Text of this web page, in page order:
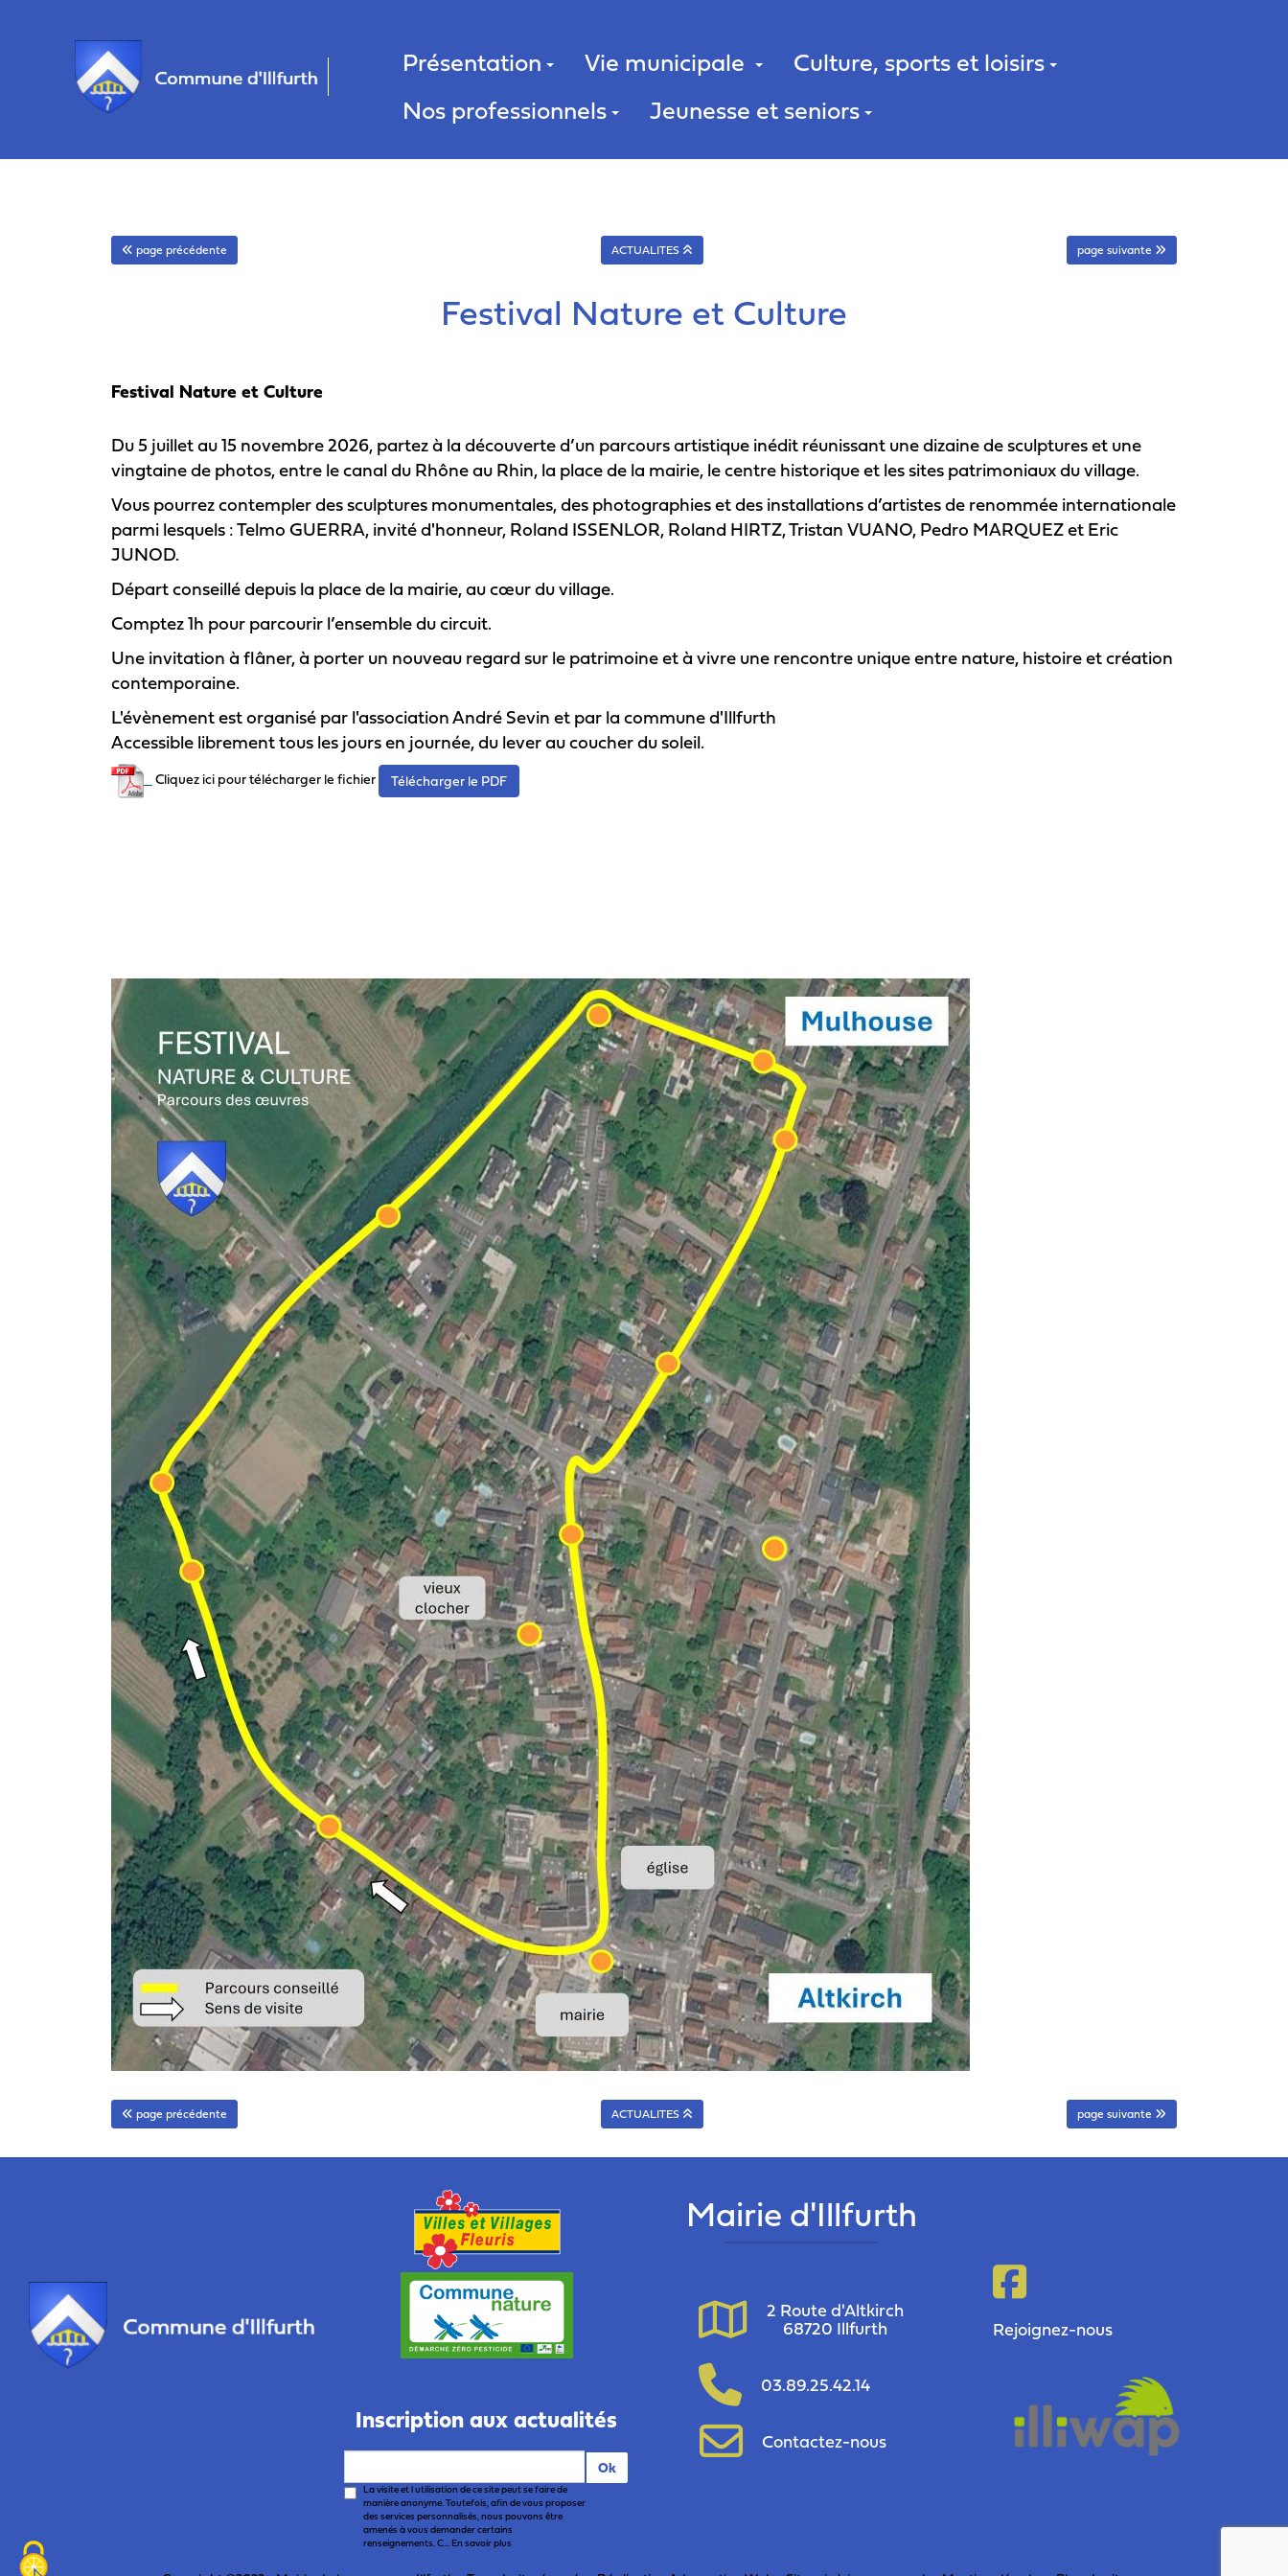
Présentation Vie municipale
Culture, sports et loisirs
Nos professionnels
Jeunesse et seniors
page précédente ACTUALITES page suivante
Festival Nature et Culture
Festival Nature et Culture
Du 5 juillet au 15 novembre 2026, partez à la découverte d’un parcours artistique inédit réunissant une dizaine de sculptures et une
vingtaine de photos, entre le canal du Rhône au Rhin, la place de la mairie, le centre historique et les sites patrimoniaux du village.
Vous pourrez contempler des sculptures monumentales, des photographies et des installations d’artistes de renommée internationale
parmi lesquels : Telmo GUERRA, invité d'honneur, Roland ISSENLOR, Roland HIRTZ, Tristan VUANO, Pedro MARQUEZ et Eric
JUNOD.
Départ conseillé depuis la place de la mairie, au cœur du village.
Comptez 1h pour parcourir l’ensemble du circuit.
Une invitation à flâner, à porter un nouveau regard sur le patrimoine et à vivre une rencontre unique entre nature, histoire et création
contemporaine.
L'évènement est organisé par l'association André Sevin et par la commune d'Illfurth
Accessible librement tous les jours en journée, du lever au coucher du soleil.
Cliquez ici pour télécharger le fichier Télécharger le PDF
page précédente ACTUALITES page suivante
Inscription aux actualités
La visite et l utilisation de ce site peut se faire de
manière anonyme. Toutefois, afin de vous proposer
des services personnalisés, nous pouvons être
amenés à vous demander certains
renseignements. C...En savoir plus
Ok
Mairie d'Illfurth
2 Route d'Altkirch
68720 Illfurth
03.89.25.42.14
Contactez-nous
Rejoignez-nous